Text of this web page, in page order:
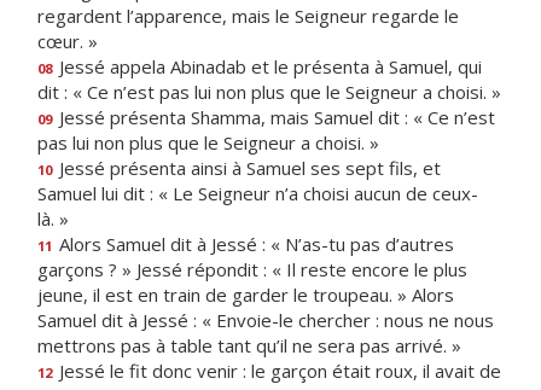
regardent l’apparence, mais le Seigneur regarde le
cœur. »
08 Jessé appela Abinadab et le présenta à Samuel, qui
dit : « Ce n’est pas lui non plus que le Seigneur a choisi. »
09 Jessé présenta Shamma, mais Samuel dit : « Ce n’est
pas lui non plus que le Seigneur a choisi. »
10 Jessé présenta ainsi à Samuel ses sept fils, et
Samuel lui dit : « Le Seigneur n’a choisi aucun de ceux-
là. »
11 Alors Samuel dit à Jessé : « N’as-tu pas d’autres
garçons ? » Jessé répondit : « Il reste encore le plus
jeune, il est en train de garder le troupeau. » Alors
Samuel dit à Jessé : « Envoie-le chercher : nous ne nous
mettrons pas à table tant qu’il ne sera pas arrivé. »
12 Jessé le fit donc venir : le garçon était roux, il avait de